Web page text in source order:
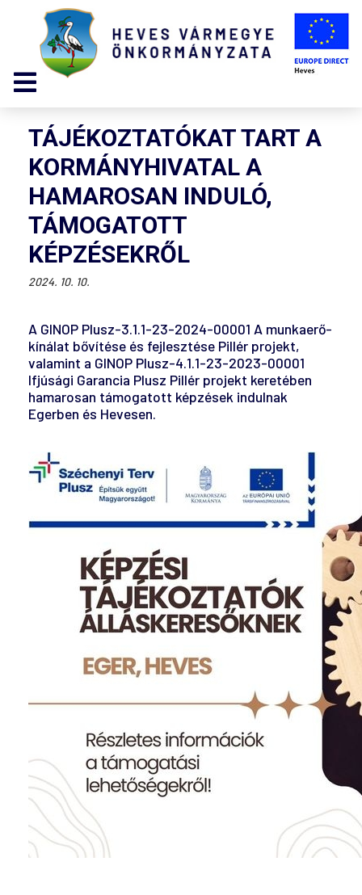
TÁJÉKOZTATÓKAT TART A
KORMÁNYHIVATAL A
HAMAROSAN INDULÓ,
TÁMOGATOTT
KÉPZÉSEKRŐL
2024. 10. 10.
A GINOP Plusz-3.1.1-23-2024-00001 A munkaerő-
kínálat bővítése és fejlesztése Pillér projekt,
valamint a GINOP Plusz-4.1.1-23-2023-00001
Ifjúsági Garancia Plusz Pillér projekt keretében
hamarosan támogatott képzések indulnak
Egerben és Hevesen.